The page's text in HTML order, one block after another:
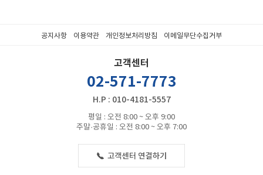
공지사항 이용약관 개인정보처리방침 이메일무단수집거부
고객센터
02-571-7773
H.P : 010-4181-5557
평일 : 오전 8:00 ~ 오후 9:00
주말·공휴일 : 오전 8:00 ~ 오후 7:00